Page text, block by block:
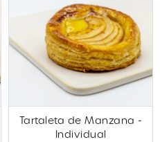
Tartaleta de Manzana -
Individual